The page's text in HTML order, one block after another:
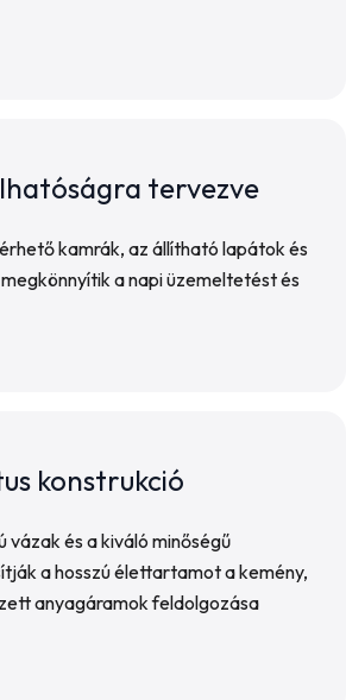
tervezve
kamrák, az állítható lapátok és
a napi üzemeltetést és
konstrukció
vázak és a kiváló minőségű
a hosszú élettartamot a kemény,
anyagáramok feldolgozása